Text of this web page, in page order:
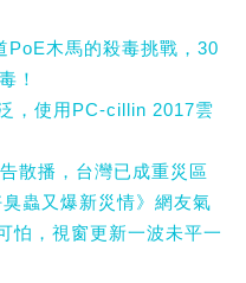
PoE木馬的殺毒挑戰，30
！
，使用PC-cillin 2017雲
散播，台灣已成重災區
蟲又爆新災情》網友氣
怕，視窗更新一波未平一